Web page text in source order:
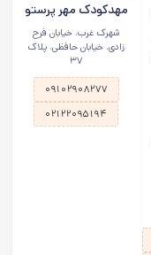
مهدکودک مهر پرستو
در شهرک غرب تهران
شهرک غرب، خیابان فرح
زادی، خیابان حافظی، پلاک
۳۷
۰۹۱۰۲۹۰۸۲۷۷
۰۲۱۲۲۰۹۵۱۹۴